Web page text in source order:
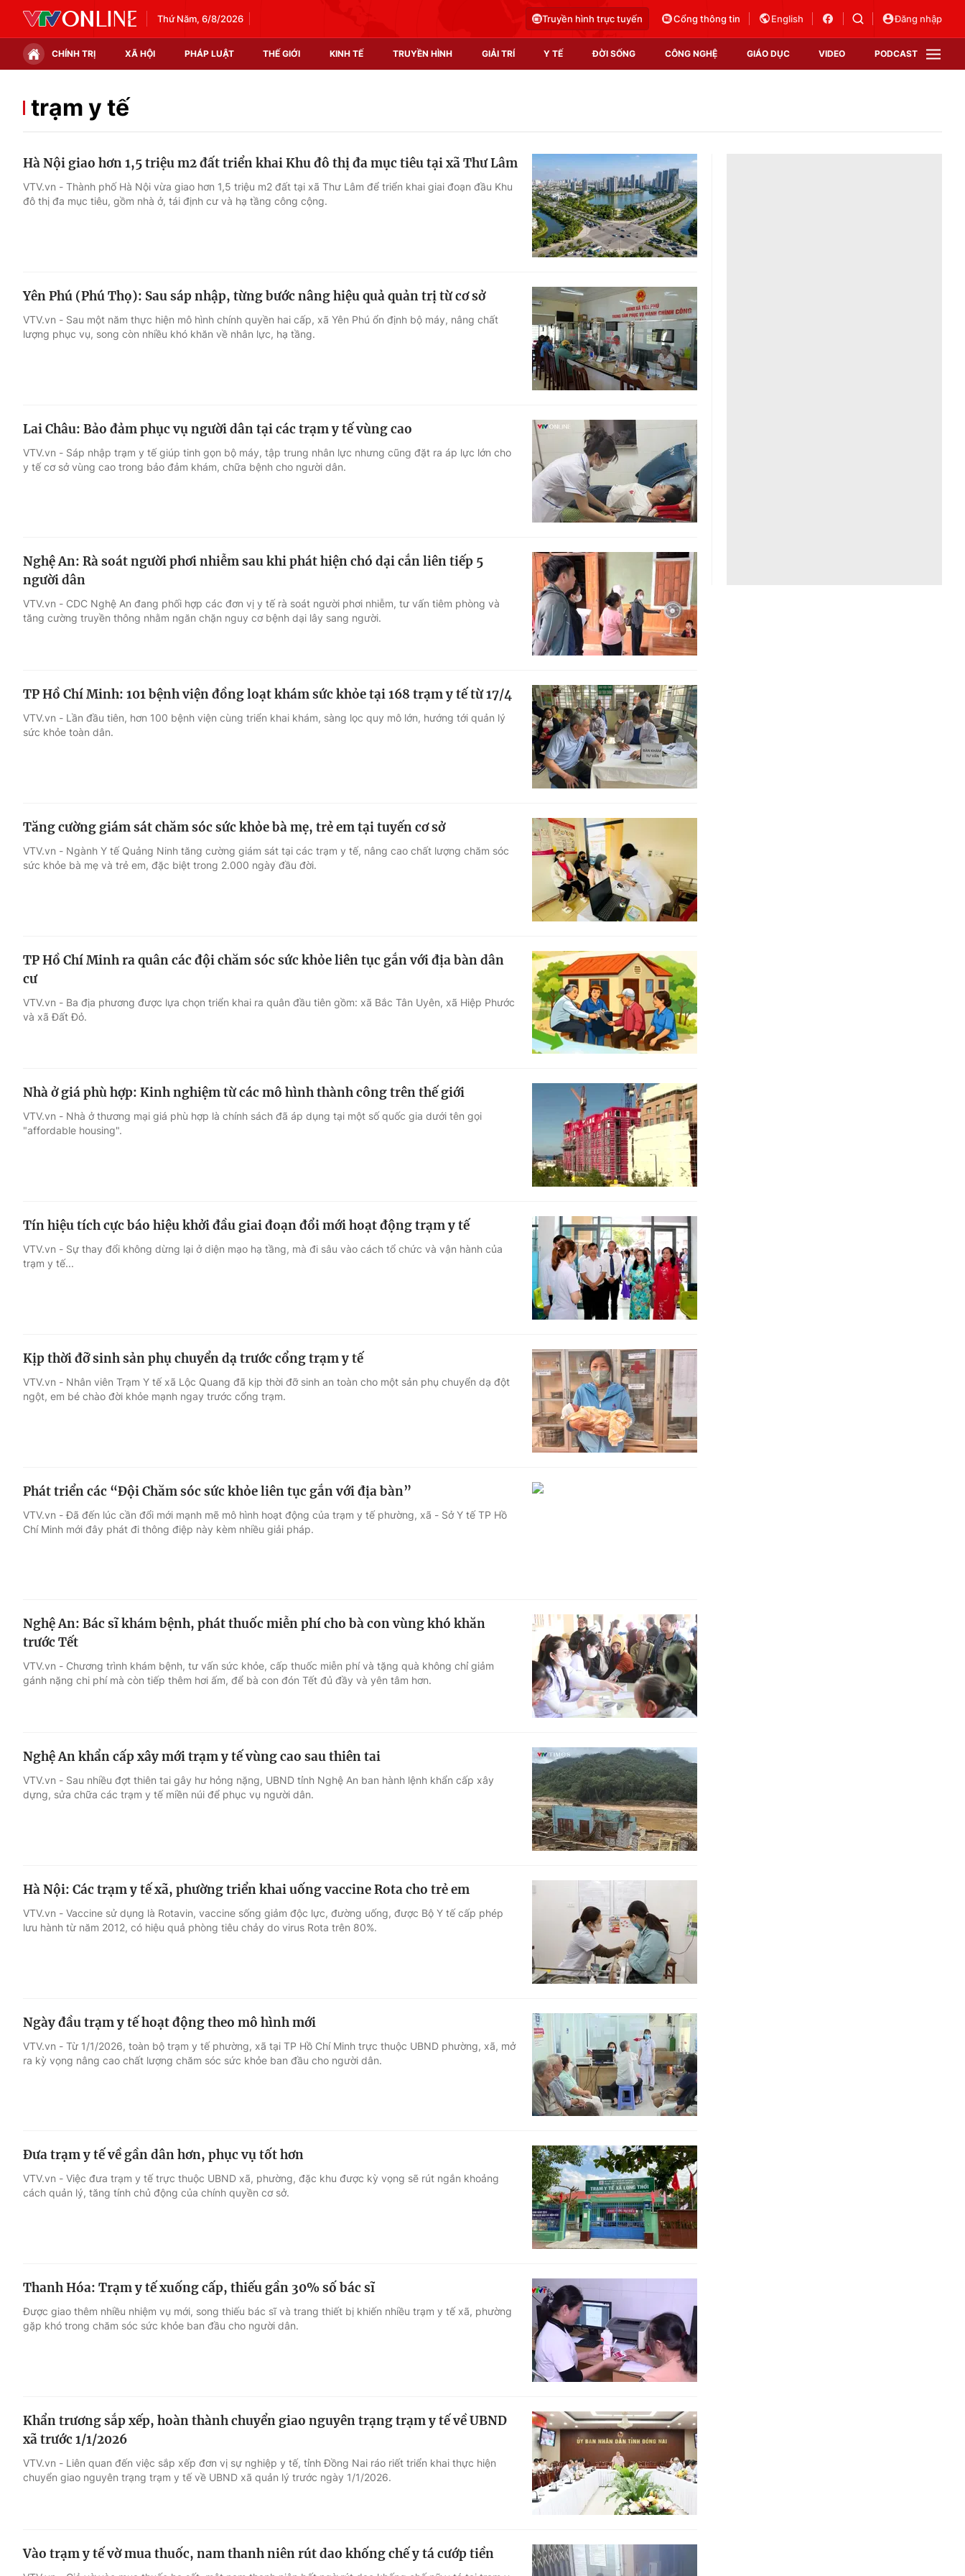
Thứ Năm, 6/8/2026 Truyền hình trực tuyến Cổng thông tin English Đăng nhập
CHÍNH TRỊ XÃ HỘI PHÁP LUẬT THẾ GIỚI KINH TẾ TRUYỀN HÌNH GIẢI TRÍ Y TẾ ĐỜI SỐNG CÔNG NGHỆ GIÁO DỤC VIDEO PODCAST
Thế giới đó đây
Thị trường
Video
Shorts video
Podcast
EMagazine
Photo
Infographic
Góc ảnh
Điện ảnh
Âm nhạc
Sao
Du lịch
Làm đẹp
Chất lượng cuộc sống
Học trực tuyến
Công nghệ
Hitech Công nghệ tương lai
Sản phẩm
Thị trường
Tư vấn
VTV Sức khoẻ
trạm y tế
Hà Nội giao hơn 1,5 triệu m2 đất triển khai Khu đô thị đa mục tiêu tại xã Thư Lâm
VTV.vn - Thành phố Hà Nội vừa giao hơn 1,5 triệu m2 đất tại xã Thư Lâm để triển khai giai đoạn đầu Khu
đô thị đa mục tiêu, gồm nhà ở, tái định cư và hạ tầng công cộng.
Yên Phú (Phú Thọ): Sau sáp nhập, từng bước nâng hiệu quả quản trị từ cơ sở
VTV.vn - Sau một năm thực hiện mô hình chính quyền hai cấp, xã Yên Phú ổn định bộ máy, nâng chất
lượng phục vụ, song còn nhiều khó khăn về nhân lực, hạ tầng.
Lai Châu: Bảo đảm phục vụ người dân tại các trạm y tế vùng cao
VTV.vn - Sáp nhập trạm y tế giúp tinh gọn bộ máy, tập trung nhân lực nhưng cũng đặt ra áp lực lớn cho
y tế cơ sở vùng cao trong bảo đảm khám, chữa bệnh cho người dân.
Nghệ An: Rà soát người phơi nhiễm sau khi phát hiện chó dại cắn liên tiếp 5
người dân
VTV.vn - CDC Nghệ An đang phối hợp các đơn vị y tế rà soát người phơi nhiễm, tư vấn tiêm phòng và
tăng cường truyền thông nhằm ngăn chặn nguy cơ bệnh dại lây sang người.
TP Hồ Chí Minh: 101 bệnh viện đồng loạt khám sức khỏe tại 168 trạm y tế từ 17/4
VTV.vn - Lần đầu tiên, hơn 100 bệnh viện cùng triển khai khám, sàng lọc quy mô lớn, hướng tới quản lý
sức khỏe toàn dân.
Tăng cường giám sát chăm sóc sức khỏe bà mẹ, trẻ em tại tuyến cơ sở
VTV.vn - Ngành Y tế Quảng Ninh tăng cường giám sát tại các trạm y tế, nâng cao chất lượng chăm sóc
sức khỏe bà mẹ và trẻ em, đặc biệt trong 2.000 ngày đầu đời.
TP Hồ Chí Minh ra quân các đội chăm sóc sức khỏe liên tục gắn với địa bàn dân
cư
VTV.vn - Ba địa phương được lựa chọn triển khai ra quân đầu tiên gồm: xã Bắc Tân Uyên, xã Hiệp Phước
và xã Đất Đỏ.
Nhà ở giá phù hợp: Kinh nghiệm từ các mô hình thành công trên thế giới
VTV.vn - Nhà ở thương mại giá phù hợp là chính sách đã áp dụng tại một số quốc gia dưới tên gọi
"affordable housing".
Tín hiệu tích cực báo hiệu khởi đầu giai đoạn đổi mới hoạt động trạm y tế
VTV.vn - Sự thay đổi không dừng lại ở diện mạo hạ tầng, mà đi sâu vào cách tổ chức và vận hành của
trạm y tế...
Kịp thời đỡ sinh sản phụ chuyển dạ trước cổng trạm y tế
VTV.vn - Nhân viên Trạm Y tế xã Lộc Quang đã kịp thời đỡ sinh an toàn cho một sản phụ chuyển dạ đột
ngột, em bé chào đời khỏe mạnh ngay trước cổng trạm.
Phát triển các “Đội Chăm sóc sức khỏe liên tục gắn với địa bàn”
VTV.vn - Đã đến lúc cần đổi mới mạnh mẽ mô hình hoạt động của trạm y tế phường, xã - Sở Y tế TP Hồ
Chí Minh mới đây phát đi thông điệp này kèm nhiều giải pháp.
Nghệ An: Bác sĩ khám bệnh, phát thuốc miễn phí cho bà con vùng khó khăn
trước Tết
VTV.vn - Chương trình khám bệnh, tư vấn sức khỏe, cấp thuốc miễn phí và tặng quà không chỉ giảm
gánh nặng chi phí mà còn tiếp thêm hơi ấm, để bà con đón Tết đủ đầy và yên tâm hơn.
Nghệ An khẩn cấp xây mới trạm y tế vùng cao sau thiên tai
VTV.vn - Sau nhiều đợt thiên tai gây hư hỏng nặng, UBND tỉnh Nghệ An ban hành lệnh khẩn cấp xây
dựng, sửa chữa các trạm y tế miền núi để phục vụ người dân.
Hà Nội: Các trạm y tế xã, phường triển khai uống vaccine Rota cho trẻ em
VTV.vn - Vaccine sử dụng là Rotavin, vaccine sống giảm độc lực, đường uống, được Bộ Y tế cấp phép
lưu hành từ năm 2012, có hiệu quả phòng tiêu chảy do virus Rota trên 80%.
Ngày đầu trạm y tế hoạt động theo mô hình mới
VTV.vn - Từ 1/1/2026, toàn bộ trạm y tế phường, xã tại TP Hồ Chí Minh trực thuộc UBND phường, xã, mở
ra kỳ vọng nâng cao chất lượng chăm sóc sức khỏe ban đầu cho người dân.
Đưa trạm y tế về gần dân hơn, phục vụ tốt hơn
VTV.vn - Việc đưa trạm y tế trực thuộc UBND xã, phường, đặc khu được kỳ vọng sẽ rút ngắn khoảng
cách quản lý, tăng tính chủ động của chính quyền cơ sở.
Thanh Hóa: Trạm y tế xuống cấp, thiếu gần 30% số bác sĩ
Được giao thêm nhiều nhiệm vụ mới, song thiếu bác sĩ và trang thiết bị khiến nhiều trạm y tế xã, phường
gặp khó trong chăm sóc sức khỏe ban đầu cho người dân.
Khẩn trương sắp xếp, hoàn thành chuyển giao nguyên trạng trạm y tế về UBND
xã trước 1/1/2026
VTV.vn - Liên quan đến việc sắp xếp đơn vị sự nghiệp y tế, tỉnh Đồng Nai ráo riết triển khai thực hiện
chuyển giao nguyên trạng trạm y tế về UBND xã quản lý trước ngày 1/1/2026.
Vào trạm y tế vờ mua thuốc, nam thanh niên rút dao khống chế y tá cướp tiền